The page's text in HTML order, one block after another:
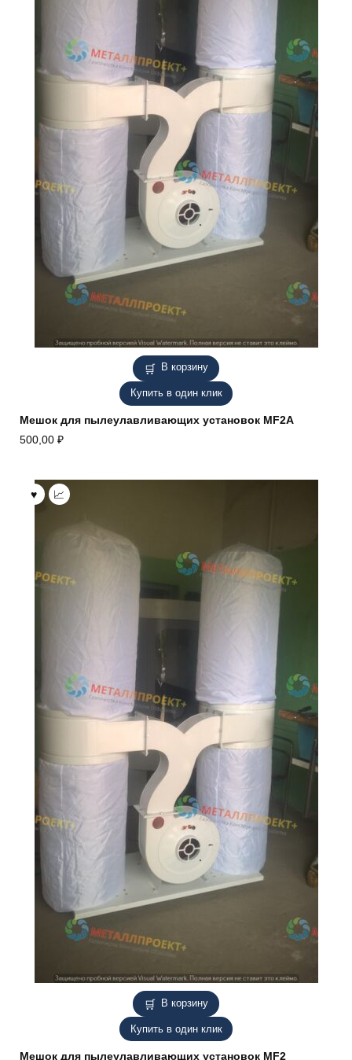
В корзину
Купить в один клик
Мешок для пылеулавливающих установок MF2A
500,00 ₽
В корзину
Купить в один клик
Мешок для пылеулавливающих установок MF2